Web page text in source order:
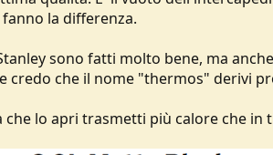
la differenza.
sono fatti molto bene, ma
credo che il nome "thermos" derivi
lo apri trasmetti più calore che in